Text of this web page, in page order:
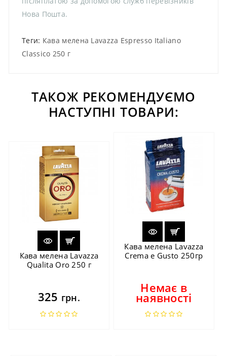
Нова Пошта.
Теги: Кава мелена Lavazza Espresso Italiano
Classico 250 г
ТАКОЖ РЕКОМЕНДУЄМО
НАСТУПНІ ТОВАРИ:
Кава мелена Lavazza
Qualita Oro 250 г
325 грн.
Кава мелена Lavazza
Crema e Gusto 250гр
Немає в
наявності